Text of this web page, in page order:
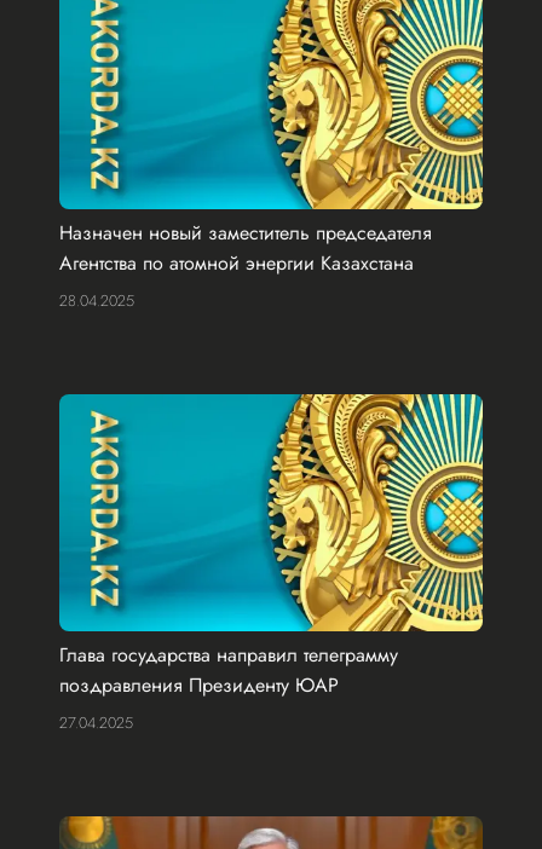
Назначен новый заместитель председателя
Агентства по атомной энергии Казахстана
28.04.2025
Глава государства направил телеграмму
поздравления Президенту ЮАР
27.04.2025